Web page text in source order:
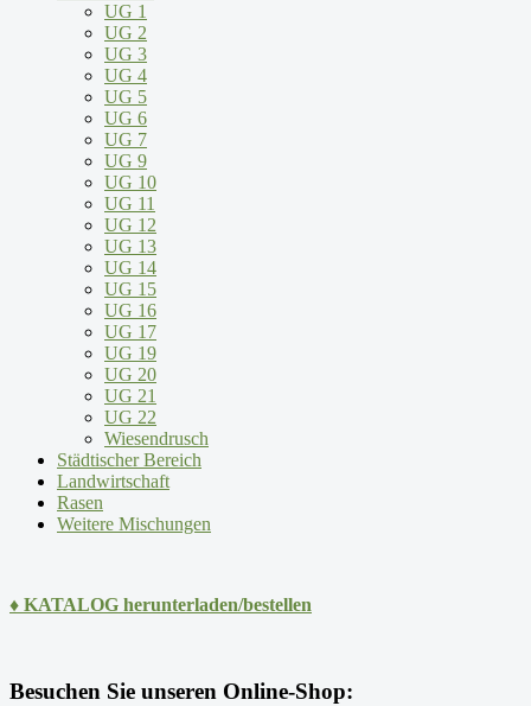
UG 1
UG 2
UG 3
UG 4
UG 5
UG 6
UG 7
UG 9
UG 10
UG 11
UG 12
UG 13
UG 14
UG 15
UG 16
UG 17
UG 19
UG 20
UG 21
UG 22
Wiesendrusch
Städtischer Bereich
Landwirtschaft
Rasen
Weitere Mischungen
♦ KATALOG herunterladen/bestellen
Besuchen Sie unseren Online-Shop: